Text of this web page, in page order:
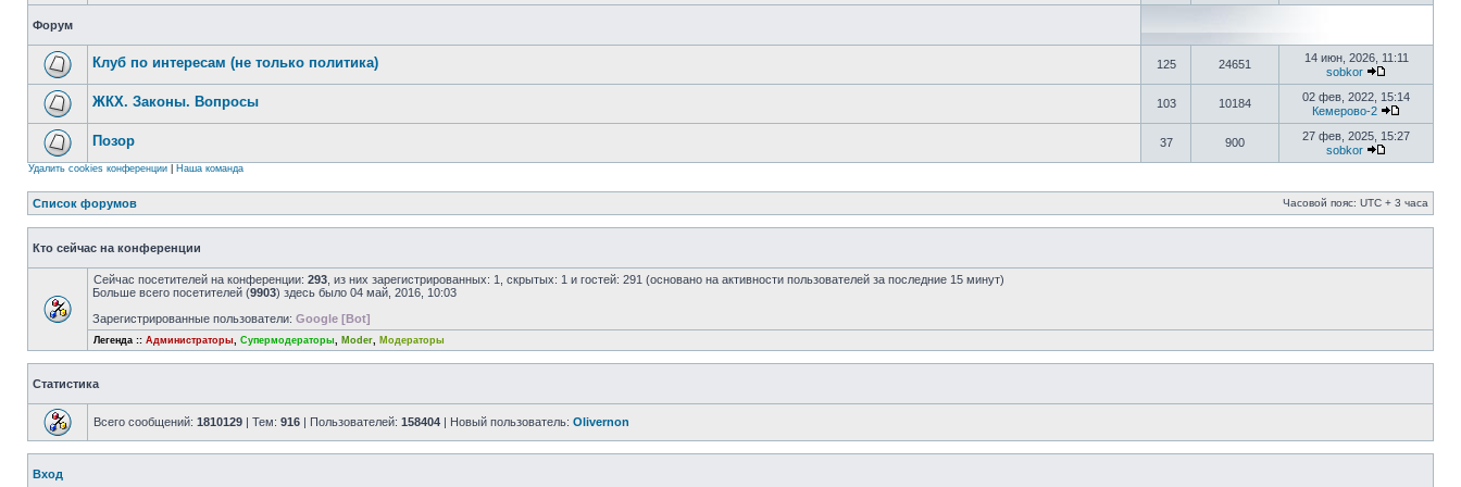
Форум
Клуб по интересам (не только политика) 125 24651
14 июн, 2026, 11:11
sobkor
ЖКХ. Законы. Вопросы 103 10184
02 фев, 2022, 15:14
Кемерово-2
Позор 37 900
27 фев, 2025, 15:27
sobkor
Удалить cookies конференции Наша команда
Список форумов Часовой пояс: UTC + 3 часа
Кто сейчас на конференции
Сейчас посетителей на конференции: 293 , из них зарегистрированных: 1, скрытых: 1 и гостей: 291 (основано на активности пользователей за последние 15 минут)
Больше всего посетителей (9903) здесь было 04 май, 2016, 10:03
Зарегистрированные пользователи: Google [Bot]
Легенда :: Администраторы, Супермодераторы, Moder, Модераторы
Статистика
Всего сообщений: 1810129 | Тем: 916 | Пользователей: 158404 | Новый пользователь: Olivernon
Вход